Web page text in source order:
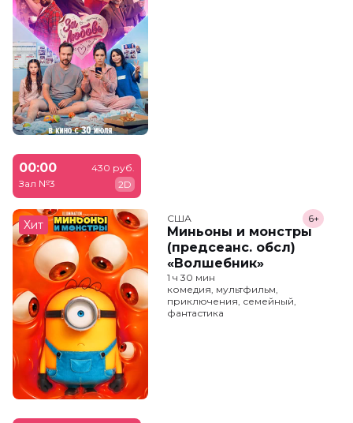
00:00
Зал №3
430 руб.
2D
Хит США
Миньоны и монстры
(предсеанс. обсл)
«Волшебник»
6+
1 ч 30 мин
комедия, мультфильм,
приключения, семейный,
фантастика